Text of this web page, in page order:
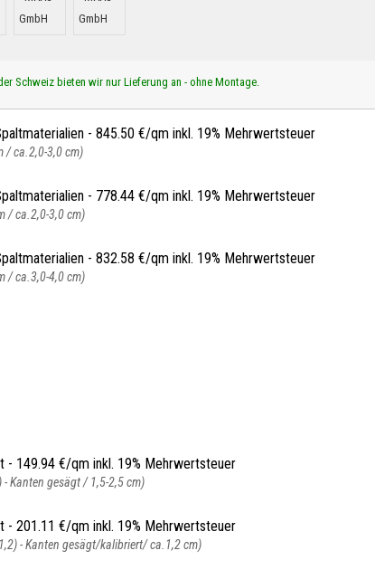
Schweiz bieten wir nur Lieferung an - ohne Montage.
- 845.50 €/qm inkl. 19% Mehrwertsteuer
/ ca.2,0-3,0 cm)
- 778.44 €/qm inkl. 19% Mehrwertsteuer
/ ca.2,0-3,0 cm)
- 832.58 €/qm inkl. 19% Mehrwertsteuer
/ ca.3,0-4,0 cm)
- 149.94 €/qm inkl. 19% Mehrwertsteuer
- Kanten gesägt / 1,5-2,5 cm)
- 201.11 €/qm inkl. 19% Mehrwertsteuer
- Kanten gesägt/kalibriert/ ca.1,2 cm)